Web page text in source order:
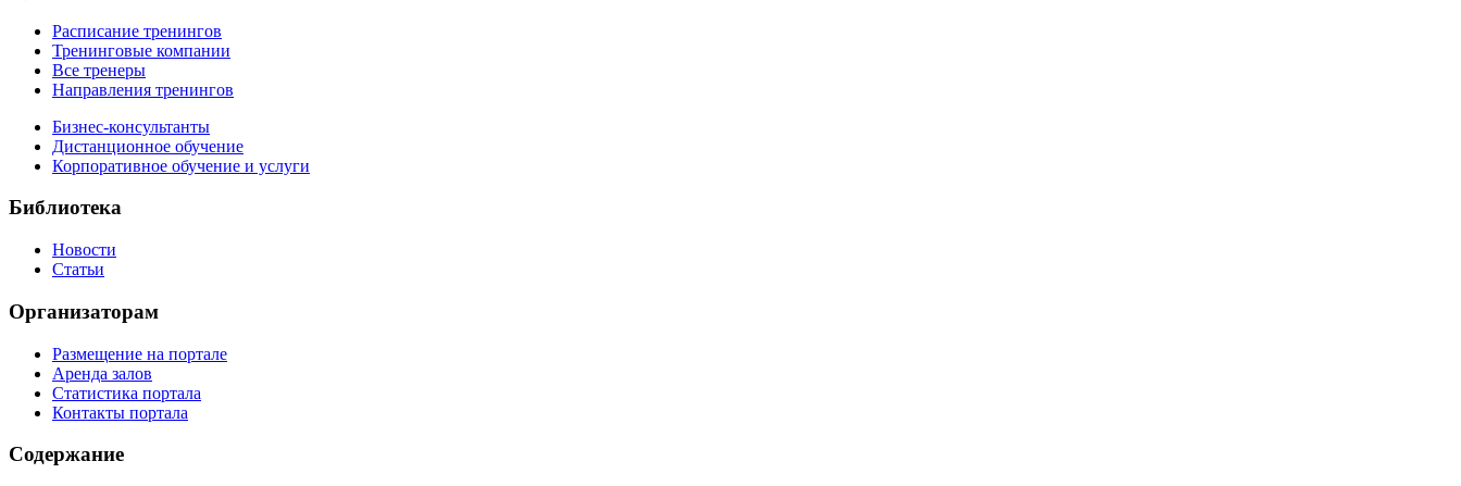
Расписание тренингов
Тренинговые компании
Все тренеры
Направления тренингов
Бизнес-консультанты
Дистанционное обучение
Корпоративное обучение и услуги
Библиотека
Новости
Статьи
Организаторам
Размещение на портале
Аренда залов
Статистика портала
Контакты портала
Содержание